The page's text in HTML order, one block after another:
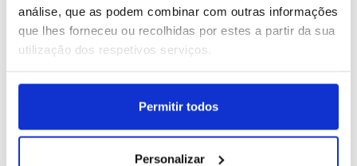
análise, que as podem combinar com outras informações
que lhes forneceu ou recolhidas por estes a partir da sua
utilização dos respetivos serviços.
Permitir todos
Personalizar
ID: 47562282 ID: 47562089 Date: 04/08/2026 10:50